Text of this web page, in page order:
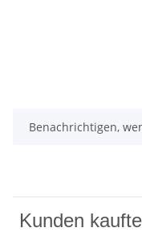
Benachrichtigen,
Kunden